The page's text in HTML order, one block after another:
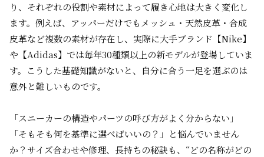
り、それぞれの役割や素材によって履き心地は大きく変化し
ます。例えば、アッパーだけでもメッシュ・天然皮革・合成
皮革など複数の素材が存在し、実際に大手ブランド【Nike】
や【Adidas】では毎年30種類以上の新モデルが登場していま
す。こうした基礎知識がないと、自分に合う一足を選ぶのは
意外と難しいものです。
「スニーカーの構造やパーツの呼び方がよく分からない」
「そもそも何を基準に選べばいいの？」と悩んでいません
か？サイズ合わせや修理、長持ちの秘訣も、“どの名称がどの